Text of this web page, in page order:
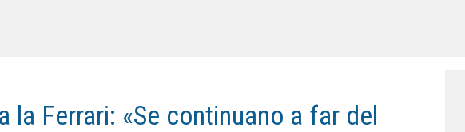
la Ferrari: «Se continuano a far del